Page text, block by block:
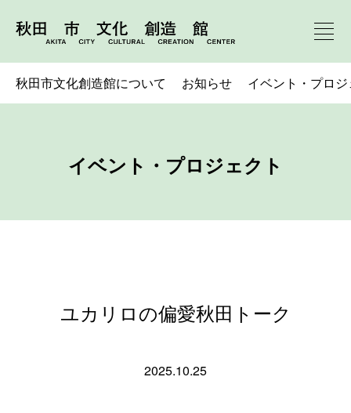
秋田市文化創造館について お知らせ イベント・プロ
イベント・プロジェクト
ユカリロの偏愛秋田トーク
2025.10.25